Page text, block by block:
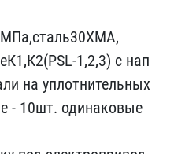
1,2,3) с нап​
на уплотнительных
- 10​шт. одинаковые